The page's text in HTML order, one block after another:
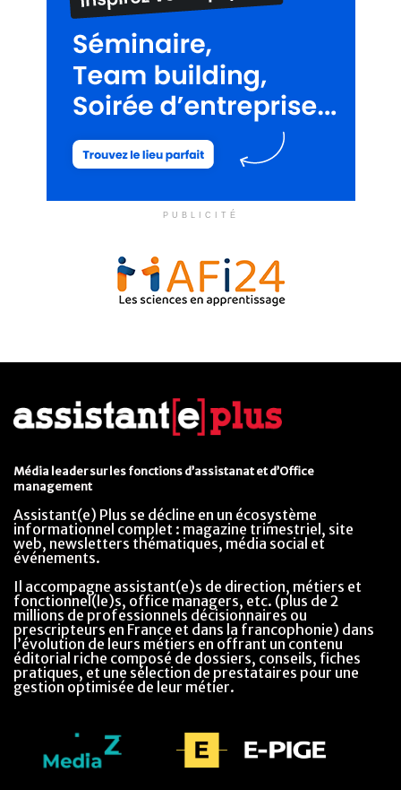
PUBLICITÉ
Média leader sur les fonctions d’assistanat et d’Office
management
Assistant(e) Plus se décline en un écosystème
informationnel complet : magazine trimestriel, site
web, newsletters thématiques, média social et
événements.
Il accompagne assistant(e)s de direction, métiers et
fonctionnel(le)s, office managers, etc. (plus de 2
millions de professionnels décisionnaires ou
prescripteurs en France et dans la francophonie) dans
l’évolution de leurs métiers en offrant un contenu
éditorial riche composé de dossiers, conseils, fiches
pratiques, et une sélection de prestataires pour une
gestion optimisée de leur métier.